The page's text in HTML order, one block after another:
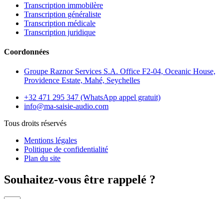
Transcription immobilère
Transcription généraliste
Transcription médicale
Transcription juridique
Coordonnées
Groupe Raznor Services S.A. Office F2-04, Oceanic House,
Providence Estate, Mahé, Seychelles
+32 471 295 347 (WhatsApp appel gratuit)
info@ma-saisie-audio.com
Tous droits réservés
Mentions légales
Politique de confidentialité
Plan du site
Souhaitez-vous être rappelé ?